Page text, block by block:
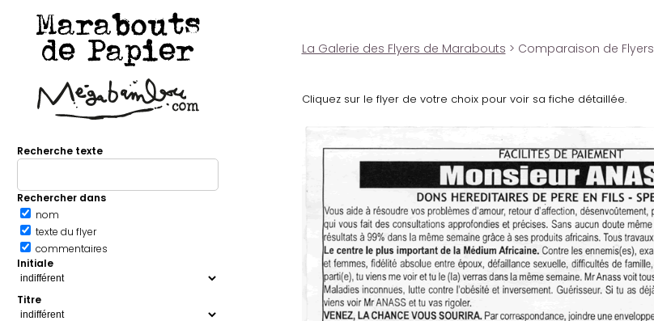
Marabouts
de Papier
Recherche texte
Rechercher dans
nom
texte du flyer
commentaires
Initiale
Titre
La Galerie des Flyers de Marabouts > Comparaison de Flyers
Cliquez sur le flyer de votre choix pour voir sa fiche détaillée.